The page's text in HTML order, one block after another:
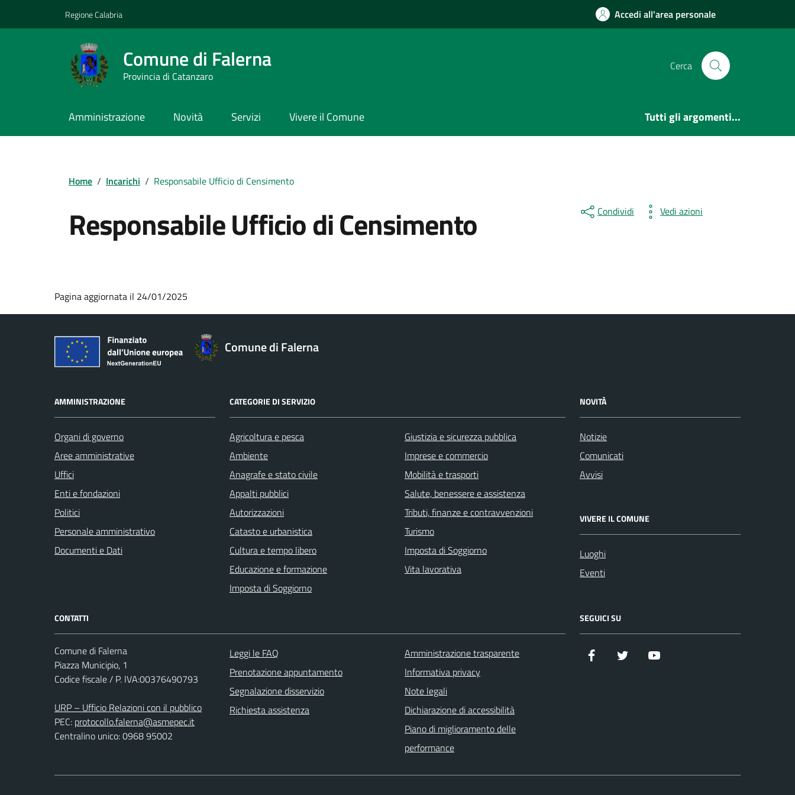
Regione Calabria Accedi all'area personale
Comune di Falerna
Provincia di Catanzaro
Cerca
Amministrazione Novità Servizi Vivere il Comune Tutti gli argomenti...
Home / Incarichi / Responsabile Ufficio di Censimento
Responsabile Ufficio di Censimento Condividi Vedi azioni
Pagina aggiornata il 24/01/2025
Comune di Falerna
AMMINISTRAZIONE
Organi di governo
Aree amministrative
Uffici
Enti e fondazioni
Politici
Personale amministrativo
Documenti e Dati
CATEGORIE DI SERVIZIO
Agricoltura e pesca
Ambiente
Anagrafe e stato civile
Appalti pubblici
Autorizzazioni
Catasto e urbanistica
Cultura e tempo libero
Educazione e formazione
Imposta di Soggiorno
Giustizia e sicurezza pubblica
Imprese e commercio
Mobilità e trasporti
Salute, benessere e assistenza
Tributi, finanze e contravvenzioni
Turismo
Imposta di Soggiorno
Vita lavorativa
NOVITÀ
Notizie
Comunicati
Avvisi
VIVERE IL COMUNE
Luoghi
Eventi
CONTATTI
Comune di Falerna
Piazza Municipio, 1
Codice fiscale / P. IVA:00376490793
URP – Ufficio Relazioni con il pubblico
PEC: protocollo.falerna@asmepec.it
Centralino unico: 0968 95002
Leggi le FAQ
Prenotazione appuntamento
Segnalazione disservizio
Richiesta assistenza
Amministrazione trasparente
Informativa privacy
Note legali
Dichiarazione di accessibilità
Piano di miglioramento delle
performance
SEGUICI SU
Facebook Twitter